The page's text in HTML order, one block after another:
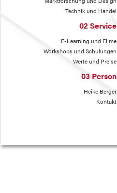
Technik und Handel
02 Service
E-Learning und Filme
Workshops und Schulungen
Werte und Preise
03 Person
Heike Berger
Kontakt